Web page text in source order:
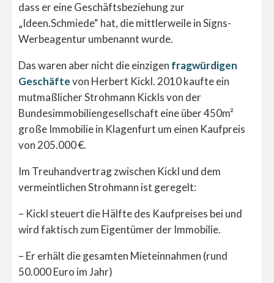
dass er eine Geschäftsbeziehung zur
„Ideen.Schmiede“ hat, die mittlerweile in Signs-
Werbeagentur umbenannt wurde.
Das waren aber nicht die einzigen fragwürdigen
Geschäftevon Herbert Kickl. 2010 kaufte ein
mutmaßlicher Strohmann Kickls von der
Bundesimmobiliengesellschaft eine über 450m²
große Immobilie in Klagenfurt um einen Kaufpreis
von 205.000 €.
Im Treuhandvertrag zwischen Kickl und dem
vermeintlichen Strohmann ist geregelt:
– Kickl steuert die Hälfte des Kaufpreises bei und
wird faktisch zum Eigentümer der Immobilie.
– Er erhält die gesamten Mieteinnahmen (rund
50.000 Euro im Jahr)